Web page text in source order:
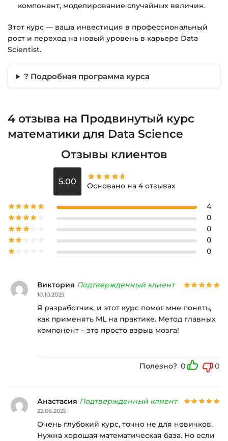
компонент, моделирование случайных величин.
Этот курс — ваша инвестиция в профессиональный
рост и переход на новый уровень в карьере Data
Scientist.
? Подробная программа курса
4 отзыва на Продвинутый курс
математики для Data Science
Отзывы клиентов
5.00 Основано на 4 отзывах
4
0
0
0
0
Виктория Подтвержденный клиент
10.10.2025
Я разработчик, и этот курс помог мне понять,
как применять ML на практике. Метод главных
компонент – это просто взрыв мозга!
Полезно? 0 0
Анастасия Подтвержденный клиент
22.06.2025
Очень глубокий курс, точно не для новичков.
Нужна хорошая математическая база. Но если